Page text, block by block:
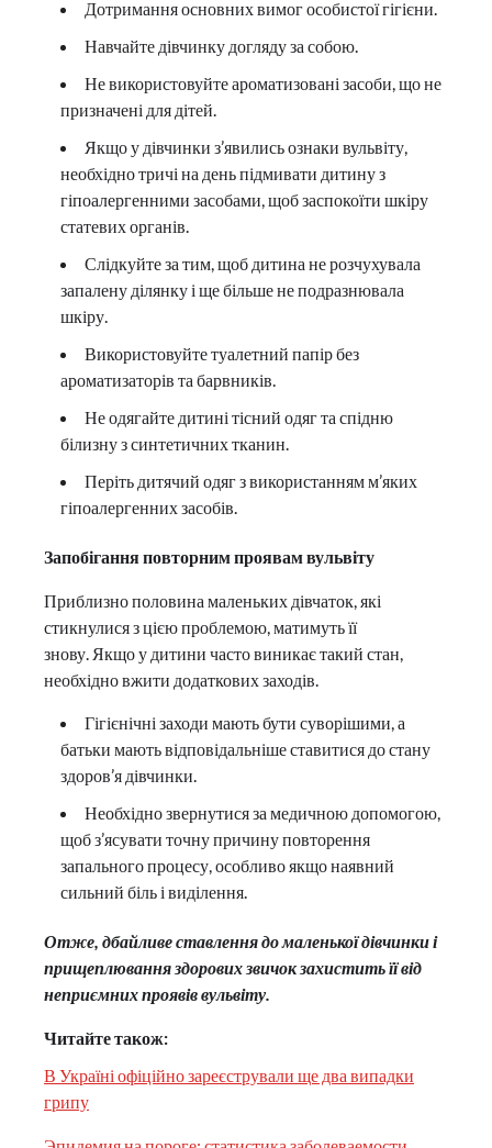
Дотримання основних вимог особистої гігієни.
Навчайте дівчинку догляду за собою.
Не використовуйте ароматизовані засоби, що не
призначені для дітей.
Якщо у дівчинки з’явились ознаки вульвіту,
необхідно тричі на день підмивати дитину з
гіпоалергенними засобами, щоб заспокоїти шкіру
статевих органів.
Слідкуйте за тим, щоб дитина не розчухувала
запалену ділянку і ще більше не подразнювала
шкіру.
Використовуйте туалетний папір без
ароматизаторів та барвників.
Не одягайте дитині тісний одяг та спідню
білизну з синтетичних тканин.
Періть дитячий одяг з використанням м’яких
гіпоалергенних засобів.
Запобігання повторним проявам вульвіту
Приблизно половина маленьких дівчаток, які
стикнулися з цією проблемою, матимуть її
знову. Якщо у дитини часто виникає такий стан,
необхідно вжити додаткових заходів.
Гігієнічні заходи мають бути суворішими, а
батьки мають відповідальніше ставитися до стану
здоров’я дівчинки.
Необхідно звернутися за медичною допомогою,
щоб з’ясувати точну причину повторення
запального процесу, особливо якщо наявний
сильний біль і виділення.
Отже, дбайливе ставлення до маленької дівчинки і
прищеплювання здорових звичок захистить її від
неприємних проявів вульвіту.
Читайте також:
В Україні офіційно зареєстрували ще два випадки
грипу